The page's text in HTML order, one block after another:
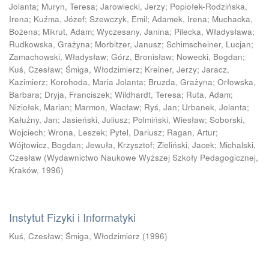
Jolanta; Muryn, Teresa; Jarowiecki, Jerzy; Popiołek-Rodzińska,
Irena; Kuźma, Józef; Szewczyk, Emil; Adamek, Irena; Muchacka,
Bożena; Mikrut, Adam; Wyczesany, Janina; Pilecka, Władysława;
Rudkowska, Grażyna; Morbitzer, Janusz; Schimscheiner, Lucjan;
Zamachowski, Władysław; Górz, Bronisław; Nowecki, Bogdan;
Kuś, Czesław; Śmiga, Włodzimierz; Kreiner, Jerzy; Jaracz,
Kazimierz; Korohoda, Maria Jolanta; Bruzda, Grażyna; Orłowska,
Barbara; Dryja, Franciszek; Wildhardt, Teresa; Ruta, Adam;
Niziołek, Marian; Marmon, Wacław; Ryś, Jan; Urbanek, Jolanta;
Kałużny, Jan; Jasieński, Juliusz; Polmiński, Wiesław; Soborski,
Wojciech; Wrona, Leszek; Pytel, Dariusz; Ragan, Artur;
Wójtowicz, Bogdan; Jewuła, Krzysztof; Zieliński, Jacek; Michalski,
Czesław (Wydawnictwo Naukowe Wyższej Szkoły Pedagogicznej,
Kraków, 1996)
Instytut Fizyki i Informatyki
Kuś, Czesław; Śmiga, Włodzimierz (1996)